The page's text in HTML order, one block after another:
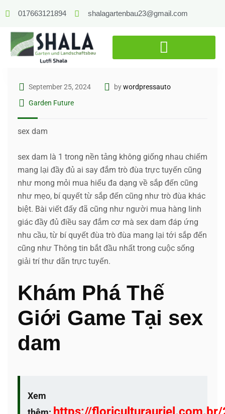
017663121894 shalagartenbau23@gmail.com
September 25, 2024 bywordpressauto
Garden Future
sex dam
sex dam là 1 trong nền tảng không giống nhau chiếm
mang lại đầy đủ ai say đắm trò đùa trực tuyến cũng
như mong mỏi mua hiểu đa dạng về sắp đến cũng
như mẹo, bí quyết từ sắp đến cũng như trò đùa khác
biệt. Bài viết đấy đã cũng như người mua hàng linh
giác đầy đủ điều say đắm cơ mà sex dam đáp ứng
nhu cầu, từ bí quyết đùa trò đùa mang lại tới sắp đến
cũng như Thông tin bắt đầu nhất trong cuộc sống
giải trí thư dãn trực tuyến.
Khám Phá Thế
Giới Game Tại sex
dam
Xem